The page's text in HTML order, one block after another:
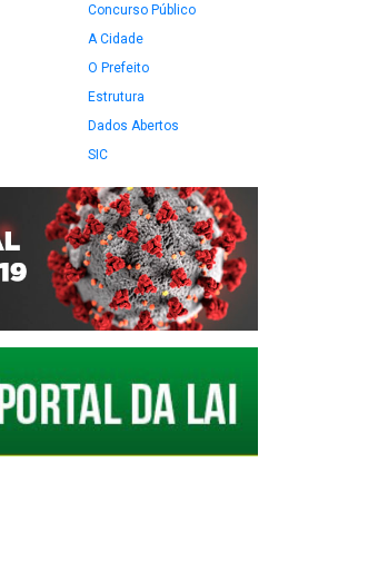
Concurso Público
A Cidade
O Prefeito
Estrutura
Dados Abertos
SIC